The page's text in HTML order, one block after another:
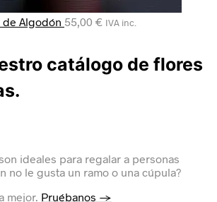
Algodón 55,00 € IVA inc.
catálogo de flores
ideales para regalar a personas
no le gusta un ramo o una cúpula?
mejor. Pruébanos →